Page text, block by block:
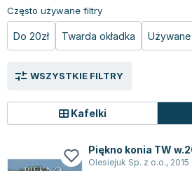
Książki o naukach politycznych dla
Książki do nauk przyrodniczych dla
Książki do nauk ścisłych dla
Technologia żywności - książki
Zarządzanie i marketing - książki
Nauka języków obcych - książki
Podręczniki dla nauczycieli -
Bolesław Prus
Clive Cussler
Józef Ignacy Kraszewski
Martyna Wojciechowska
Melissa De la Cruz
Blanka Lipińska
Jaś Kapela
Często używane filtry
Do 20zł Twarda okładka Używane
Kafelki
WSZYSTKIE FILTRY
Piękno konia TW
Olesiejuk Sp. z o.o., 2015